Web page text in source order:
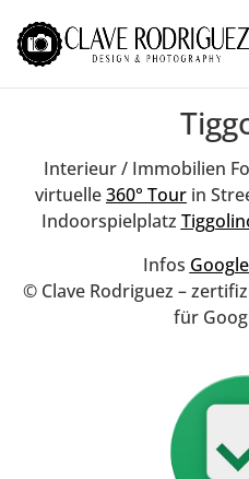
Interieur / Immobilien
virtuelle360° Tour in
Indoorspielplatz
Infos
© Clave Rodriguez – z
für